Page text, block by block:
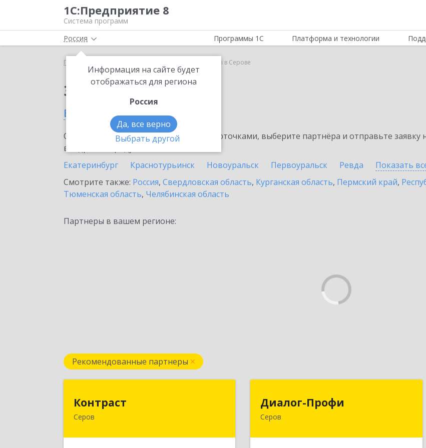
1С:Предприятие 8
Система программ
Россия
Информация на сайте будет
отображаться для региона
Россия
Да, все верно
Выбрать другой
Программы 1С Платформа и технологии
Главная 1С-Товары в Серове
Заказать 1С-Товары
в Серове
Ознакомьтесь с информационными карточками, выберите партнёра и отправьте заявку
внедрение продукта.
Екатеринбург
Краснотурьинск Новоуральск Первоуральск Ревда Показать
Смотрите также: Россия, Свердловская область, Курганская область, Пермский край,
Тюменская область, Челябинская область
Партнеры в вашем регионе:
Рекомендованные партнеры
Контраст
Серов624993, Свердловская обл, Серов г,
Диалог-Профи
Серов
Диалог-Профи
624980, Свердловская обл, Серов г,